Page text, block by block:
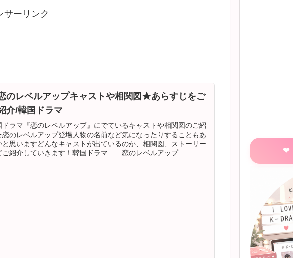
サーリンク
のレベルアップキャストや相関図★あらすじをご
介/韓国ドラマ
ドラマ『恋のレベルアップ』にでているキャストや相関図のご紹
のレベルアップ登場人物の名前など気になったりすることもあ
と思いますどんなキャストが出ているのか、相関図、ストーリー
ご紹介していきます！韓国ドラマ 恋のレベルアップ...